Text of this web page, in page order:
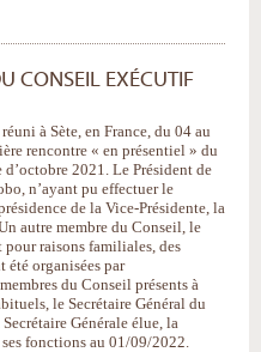
CONSEIL EXÉCUTIF
à Sète, en France, du 04 au
rencontre « en présentiel » du
2021. Le Président de
n’ayant pu effectuer le
de la Vice-Présidente, la
autre membre du Conseil, le
raisons familiales, des
été organisées par
du Conseil présents à
le Secrétaire Général du
Générale élue, la
fonctions au 01/09/2022.